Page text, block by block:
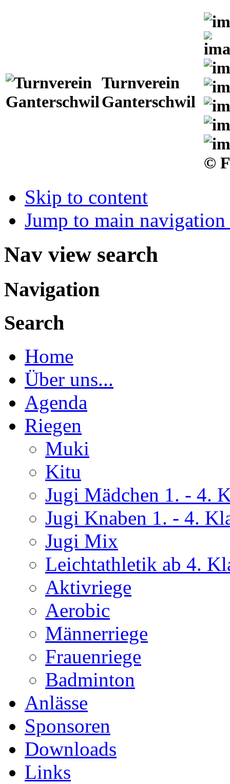
Turnverein
Ganterschwil
©
Skip to content
Jump to main
Nav view search
Navigation
Search
Home
Über uns...
Agenda
Riegen
Muki
Kitu
Jugi Mädchen 1. - 4.
Jugi Knaben 1. - 4.
Jugi Mix
Leichtathletik ab 4.
Aktivriege
Aerobic
Männerriege
Frauenriege
Badminton
Anlässe
Sponsoren
Downloads
Links